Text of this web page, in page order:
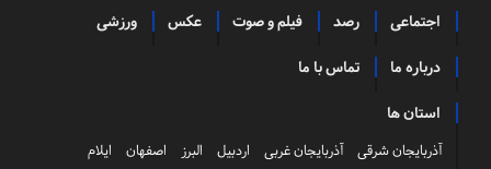
اجتماعی رصد فیلم و صوت عکس ورزشی
درباره ما تماس با ما
استان ها
آذربایجان شرقی آذربایجان غربی اردبیل البرز اصفهان
ایلام